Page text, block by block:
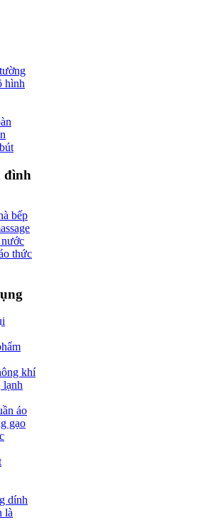
hình
đình
bếp
thức
khí
lạnh
áo
gạo
dính
là